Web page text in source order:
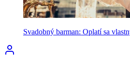
Svadobný barman: Oplatí sa